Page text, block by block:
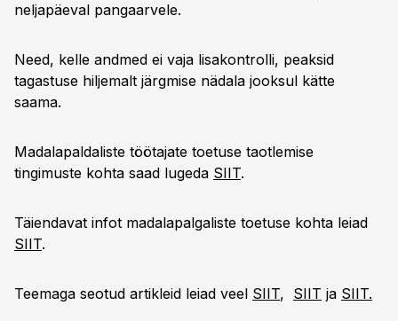
neljapäeval pangaarvele.
Need, kelle andmed ei vaja lisakontrolli, peaksid
tagastuse hiljemalt järgmise nädala jooksul kätte
saama.
Madalapaldaliste töötajate toetuse taotlemise
tingimuste kohta saad lugeda SIIT.
Täiendavat infot madalapalgaliste toetuse kohta leiad
SIIT.
Teemaga seotud artikleid leiad veel SIIT, SIIT ja SIIT.